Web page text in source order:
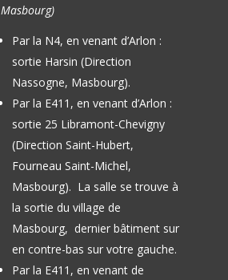
Masbourg)
Par la N4, en venant d’Arlon :
sortie Harsin (Direction
Nassogne, Masbourg).
Par la E411, en venant d’Arlon :
sortie 25 Libramont-Chevigny
(Direction Saint-Hubert,
Fourneau Saint-Michel,
Masbourg). La salle se trouve à
la sortie du village de
Masbourg, dernier bâtiment sur
en contre-bas sur votre gauche.
Par la E411, en venant de